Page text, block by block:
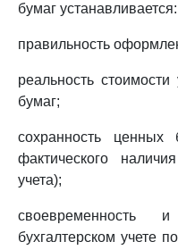
бумаг устанавливается:
правильность
реальность
бумаг;
сохранность ценных
фактического
учета);
бухгалтерском учете